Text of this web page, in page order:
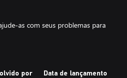
as com seus problemas para
cabeças na Mansão das
por Data de lançamento